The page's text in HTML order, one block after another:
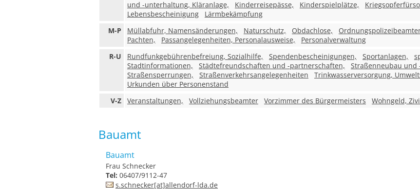
und -unterhaltung, Kläranlage,
Kinderreisepässe, Kinderspielplätze,
Lebensbescheinigung
Lärmbekämpfung
M-P
Müllabfuhr, Namensänderungen, Naturschutz, Obdachlose,
Pachten,
Passangelegenheiten, Personalausweise,
Personalverwaltung
R-U
Rundfunkgebührenbefreiung, Sozialhilfe, Spendenbescheinigungen, Sportanlagen,
Stadtinformationen,
Städtefreundschaften und -partnerschaften,
Straßenneubau
Straßensperrungen,
Straßenverkehrsangelegenheiten Trinkwasserversorgung,
Urkunden über Personenstand
V-Z
Veranstaltungen, Vollziehungsbeamter Vorzimmer des Bürgermeisters Wohngeld,
Bauamt
Bauamt
Frau Schnecker
Tel: 06407/9112-47
s.schnecker[at]allendorf-lda.de